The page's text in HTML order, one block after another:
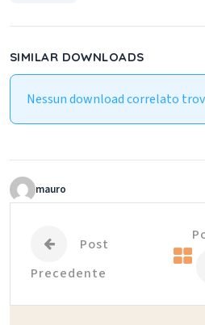
SIMILAR DOWNLOADS
Nessun download correlato
mauro
Post
Precedente